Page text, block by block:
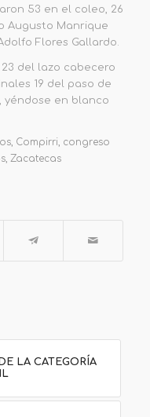
53 en el coleo, 26
Augusto Manrique
Flores Gallardo.
del lazo cabecero
19 del paso de
yéndose en blanco
, Compirri, congreso
, Zacatecas
LA CATEGORÍA